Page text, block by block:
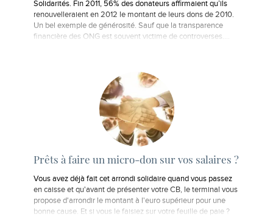
Solidarités. Fin 2011, 56% des donateurs affirmaient qu’ils
renouvelleraient en 2012 le montant de leurs dons de 2010.
Un bel exemple de générosité. Sauf que la transparence
financière des ONG est souvent victime de controverses.…
Prêts à faire un micro-don sur vos salaires ?
Vous avez déjà fait cet arrondi solidaire quand vous passez
en caisse et qu'avant de présenter votre CB, le terminal vous
propose d'arrondir le montant à l'euro supérieur pour une
bonne cause. Et si vous le faisiez sur votre feuille de paie ?